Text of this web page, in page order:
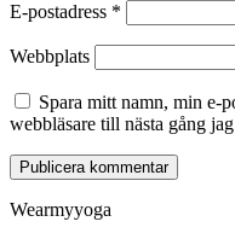
E-postadress *
Webbplats
Spara mitt namn, min e-
webbläsare till nästa gång
Wearmyyoga